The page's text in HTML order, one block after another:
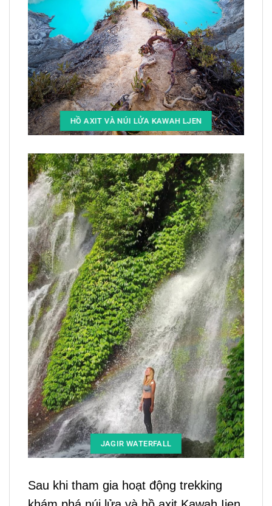
HỒ AXIT VÀ NÚI LỬA KAWAH LJEN
JAGIR WATERFALL
Sau khi tham gia hoạt động trekking